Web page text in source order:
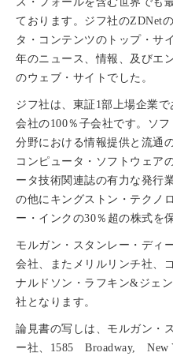
ております。ジフ社のZDNet
タ・コンテンツのトップ・サ
年のニュース、情報、及びエ
のウェブ・サイトでした。
ジフ社は、東証1部上場企業
会社の100％子会社です。ソ
分野における情報提供と流通
コンピュータ・ソフトウェア
ータ技術関連誌の有力な発行
の他にキングストン・テクノ
ー・インクの30％超の株式を
モルガン・スタンレー・ディ
会社、またメリルリンチ社、
ナルドソン・ラフキン&ジェ
社となります。
論見書の写しは、モルガン・
ー社、1585 Broadway, New